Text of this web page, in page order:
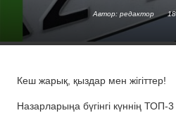
Автор: редактор
Кеш жарық, қыздар мен жігіттер!
Назарларыңа бүгінгі күннің